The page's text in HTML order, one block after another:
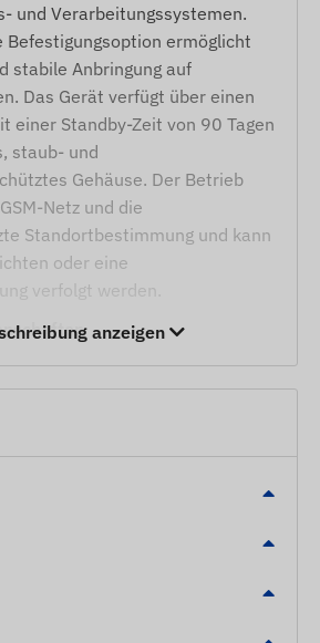
und Verarbeitungssystemen.
Befestigungsoption ermöglicht
stabile Anbringung auf
Das Gerät verfügt über einen
einer Standby-Zeit von 90 Tagen
staub- und
Gehäuse. Der Betrieb
Netz und die
Standortbestimmung und kann
oder eine
verfolgt werden.
SIM-Karte
anzeigen